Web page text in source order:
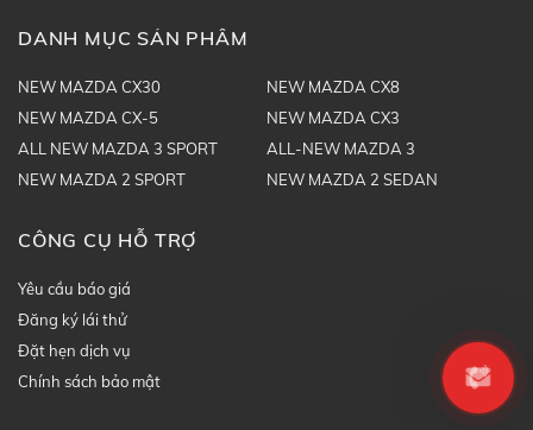
DANH MỤC SẢN PHẨM
NEW MAZDA CX30
NEW MAZDA CX8
NEW MAZDA CX-5
NEW MAZDA CX3
ALL NEW MAZDA 3 SPORT
ALL-NEW MAZDA 3
NEW MAZDA 2 SPORT
NEW MAZDA 2 SEDAN
CÔNG CỤ HỖ TRỢ
Yêu cầu báo giá
Đăng ký lái thử
Đặt hẹn dịch vụ
Chính sách bảo mật